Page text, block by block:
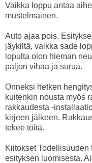
Vaikka loppu antaa
mustelmainen.
Auto ajaa pois.
jäykiltä, vaikka sade
lopulta olon hieman
paljon vihaa ja surua.
Onneksi hetken
kuitenkin nousta myös
rakkaudesta -
kirjeen jälkeen.
tekee töitä.
Kiitokset
esityksen luomisesta.